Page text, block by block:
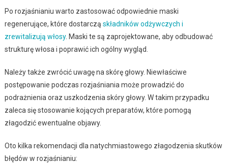
Po rozjaśnianiu warto zastosować odpowiednie maski
regenerujące, które dostarczą składników odżywczych i
zrewitalizują włosy. Maski te są zaprojektowane, aby odbudować
strukturę włosa i poprawić ich ogólny wygląd.
Należy także zwrócić uwagę na skórę głowy. Niewłaściwe
postępowanie podczas rozjaśniania może prowadzić do
podrażnienia oraz uszkodzenia skóry głowy. W takim przypadku
zaleca się stosowanie kojących preparatów, które pomogą
złagodzić ewentualne objawy.
Oto kilka rekomendacji dla natychmiastowego złagodzenia skutków
błędów w rozjaśnianiu: